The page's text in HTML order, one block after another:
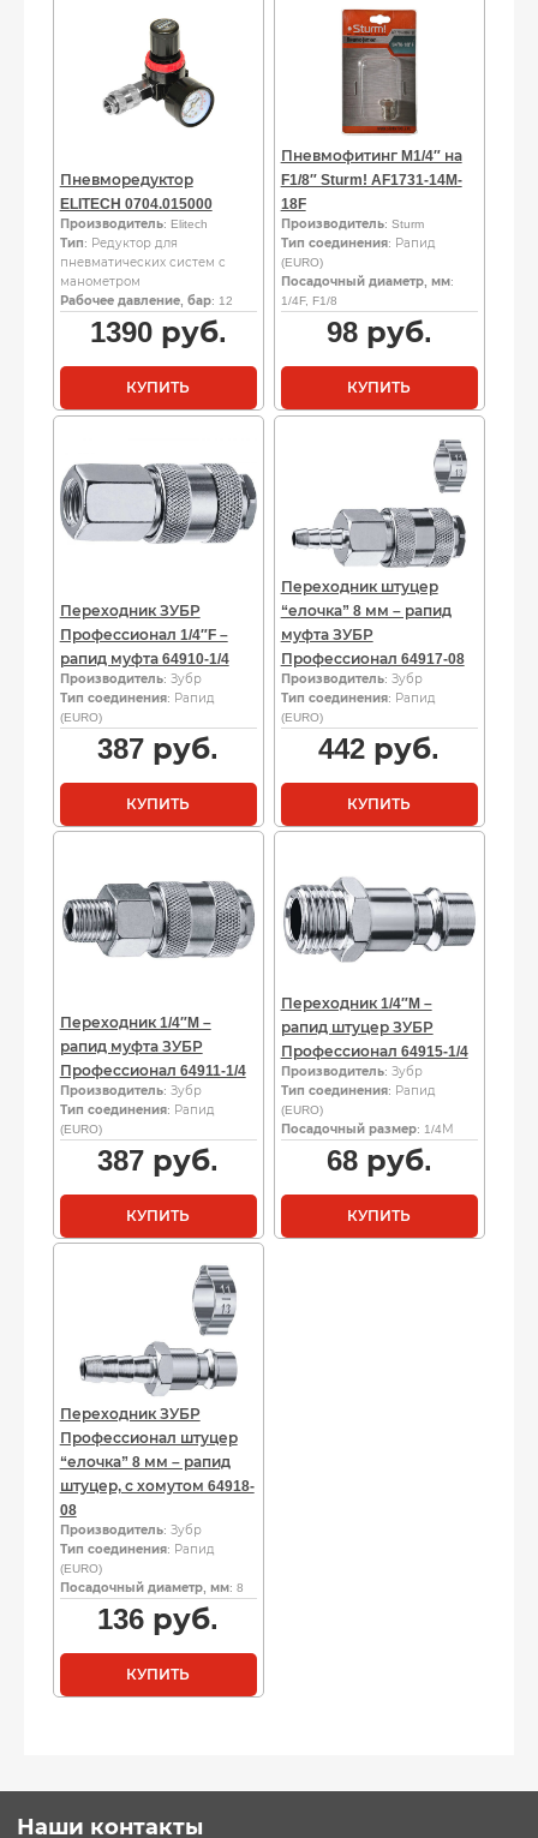
Пневморедуктор
ELITECH 0704.015000
Производитель: Elitech
Тип: Редуктор для
пневматических систем с
манометром
Рабочее давление, бар: 12
1390руб.
КУПИТЬ
Пневмофитинг M1/4″ на
F1/8″ Sturm! AF1731-14M-
18F
Производитель: Sturm
Тип соединения: Рапид
(EURO)
Посадочный диаметр, мм:
1/4F, F1/8
98руб.
КУПИТЬ
Переходник ЗУБР
Профессионал 1/4″F –
рапид муфта 64910-1/4
Производитель: Зубр
Тип соединения: Рапид
(EURO)
387 руб.
КУПИТЬ
Переходник штуцер
“елочка” 8 мм – рапид
муфта ЗУБР
Профессионал 64917-08
Производитель: Зубр
Тип соединения: Рапид
(EURO)
442 руб.
КУПИТЬ
Переходник 1/4″M –
рапид муфта ЗУБР
Профессионал 64911-1/4
Производитель: Зубр
Тип соединения: Рапид
(EURO)
387 руб.
КУПИТЬ
Переходник 1/4″M –
рапид штуцер ЗУБР
Профессионал 64915-1/4
Производитель: Зубр
Тип соединения: Рапид
(EURO)
Посадочный размер: 1/4М
68руб.
КУПИТЬ
Переходник ЗУБР
Профессионал штуцер
“елочка” 8 мм – рапид
штуцер, с хомутом 64918-
08
Производитель: Зубр
Тип соединения: Рапид
(EURO)
Посадочный диаметр, мм: 8
136 руб.
КУПИТЬ
Наши контакты